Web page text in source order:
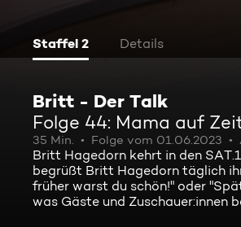
Staffel 2 Details
Britt - Der Talk
Folge 44: Mama auf
35 Min. Folge vom 01.06.2023
Britt Hagedorn kehrt in den
begrüßt Britt Hagedorn täglich
früher warst du schön!" oder
was Gäste und Zuschauer:innen